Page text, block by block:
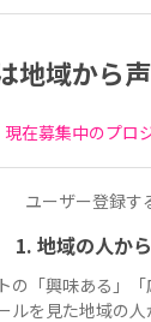
地域から
現在募集中のプロ
ユーザー登録す
1. 地域の人か
の「興味ある」
ルを見た地域の